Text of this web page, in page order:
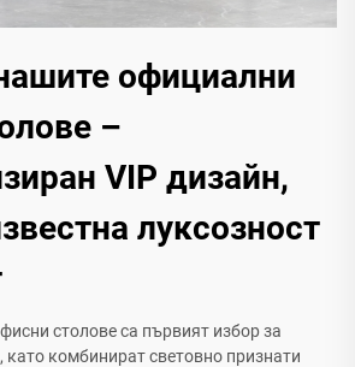
официални
–
VIP дизайн,
луксозност
столове са първият избор за
като комбинират световно признати